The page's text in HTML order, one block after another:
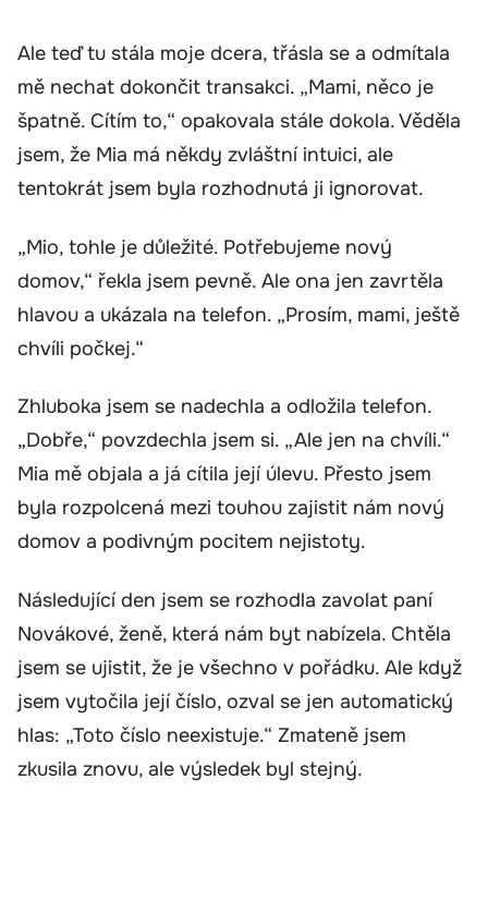
Ale teď tu stála moje dcera, třásla se a odmítala
mě nechat dokončit transakci. „Mami, něco je
špatně. Cítím to,“ opakovala stále dokola. Věděla
jsem, že Mia má někdy zvláštní intuici, ale
tentokrát jsem byla rozhodnutá ji ignorovat.
„Mio, tohle je důležité. Potřebujeme nový
domov,“ řekla jsem pevně. Ale ona jen zavrtěla
hlavou a ukázala na telefon. „Prosím, mami, ještě
chvíli počkej.“
Zhluboka jsem se nadechla a odložila telefon.
„Dobře,“ povzdechla jsem si. „Ale jen na chvíli.“
Mia mě objala a já cítila její úlevu. Přesto jsem
byla rozpolcená mezi touhou zajistit nám nový
domov a podivným pocitem nejistoty.
Následující den jsem se rozhodla zavolat paní
Novákové, ženě, která nám byt nabízela. Chtěla
jsem se ujistit, že je všechno v pořádku. Ale když
jsem vytočila její číslo, ozval se jen automatický
hlas: „Toto číslo neexistuje.“ Zmateně jsem
zkusila znovu, ale výsledek byl stejný.